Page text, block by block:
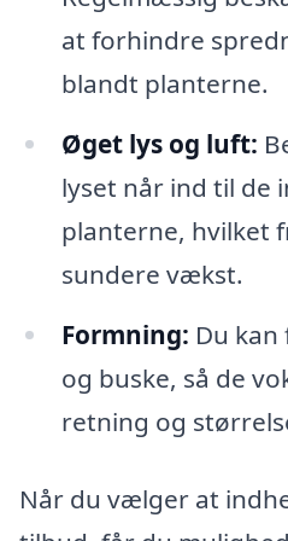
at forhindre
blandt planterne.
Øget lys og luft:
lyset når ind til de
planterne, hvilket
sundere vækst.
Formning: Du
og buske, så de
retning og
Når du vælger at